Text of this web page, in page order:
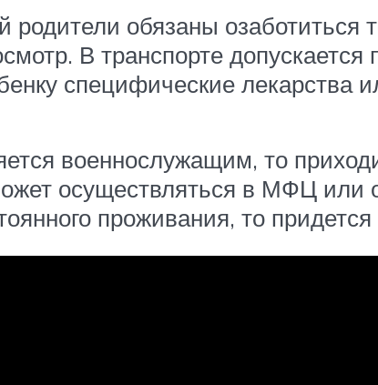
родители обязаны озаботиться
В транспорте
специфические лекарства
военнослужащим, то
осуществляться в МФЦ или
проживания, то